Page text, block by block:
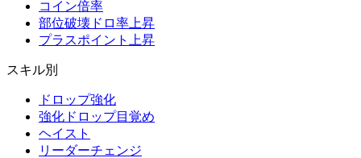
コイン倍率
部位破壊ドロ率上昇
プラスポイント上昇
スキル別
ドロップ強化
強化ドロップ目覚め
ヘイスト
リーダーチェンジ